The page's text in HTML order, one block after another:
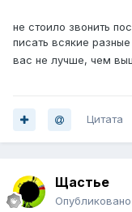
не стоило звонить
писать всякие
вас не лучше, чем
Цитата
Щастье
Опубликовано